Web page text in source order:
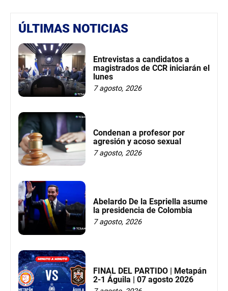
ÚLTIMAS NOTICIAS
Entrevistas a candidatos a
magistrados de CCR iniciarán el
lunes
7 agosto, 2026
Condenan a profesor por
agresión y acoso sexual
7 agosto, 2026
Abelardo De la Espriella asume
la presidencia de Colombia
7 agosto, 2026
FINAL DEL PARTIDO | Metapán
2-1 Águila | 07 agosto 2026